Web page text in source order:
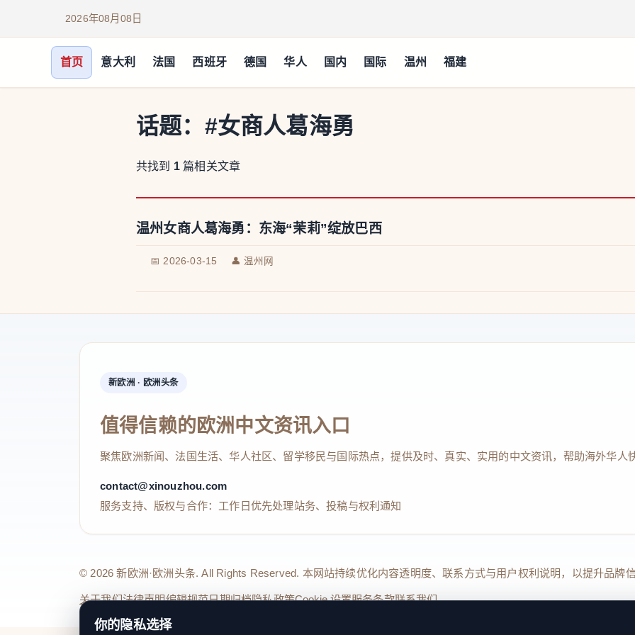
2026年08月08日
首页 意大利 法国 西班牙 德国 华人 国内 国际 温州 福建
话题： #女商人葛海勇
共找到 1 篇相关文章
温州女商人葛海勇：东海“茉莉”绽放巴西
📅 2026-03-15 👤 温州网
新欧洲 · 欧洲头条
值得信赖的欧洲中文资讯入口
聚焦欧洲新闻、法国生活、华人社区、留学移民与国际热点，提供及时、真实、实用的中文资讯，帮助海外华人
contact@xinouzhou.com
服务支持、版权与合作：工作日优先处理站务、投稿与权利通知
© 2026 新欧洲·欧洲头条. All Rights Reserved. 本网站持续优化内容透明度、联系方式与用户权利说明，以提升品牌
关于我们法律声明编辑规范日期归档隐私政策Cookie 设置服务条款联系我们
你的隐私选择